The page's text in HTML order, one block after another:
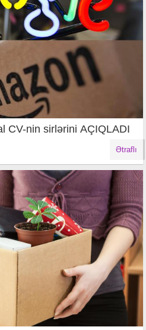
CV-nin sirlərini AÇIQLADI
Ətraflı